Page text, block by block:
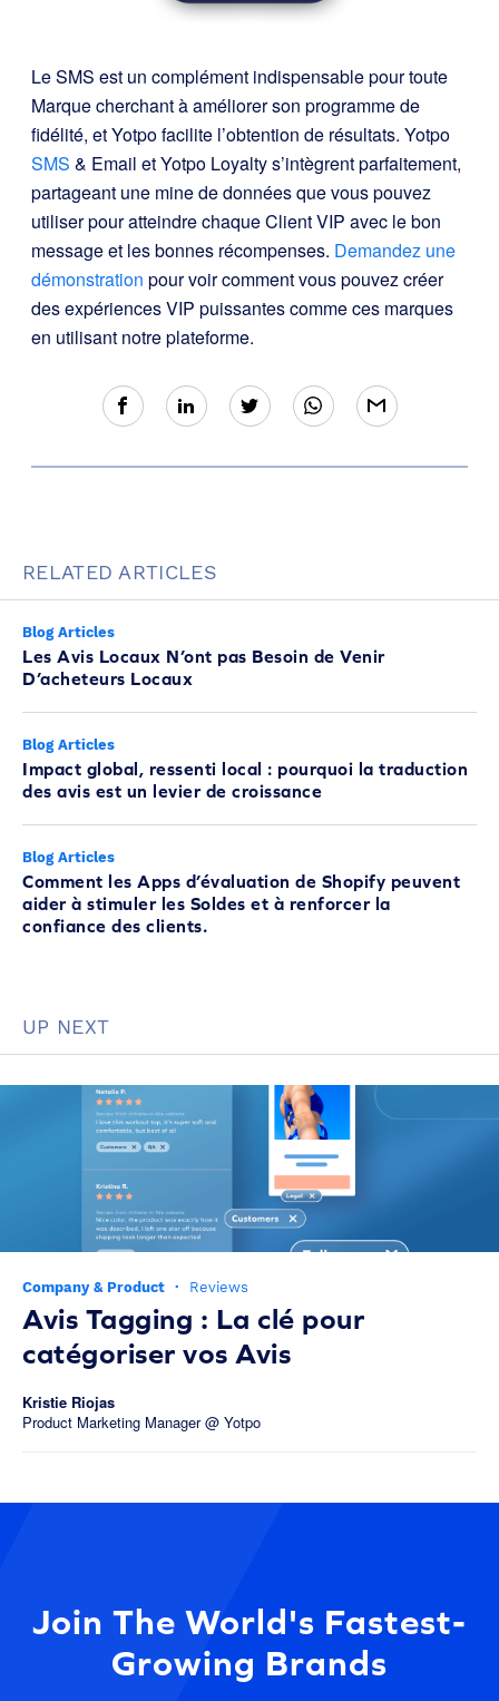
Le SMS est un complément indispensable pour toute
Marque cherchant à améliorer son programme de
fidélité, et Yotpo facilite l’obtention de résultats. Yotpo
SMS & Email et Yotpo Loyalty s’intègrent parfaitement,
partageant une mine de données que vous pouvez
utiliser pour atteindre chaque Client VIP avec le bon
message et les bonnes récompenses. Demandez une
démonstration pour voir comment vous pouvez créer
des expériences VIP puissantes comme ces marques
en utilisant notre plateforme.
RELATED ARTICLES
Blog Articles
Les Avis Locaux N’ont pas Besoin de Venir
D’acheteurs Locaux
Blog Articles
Impact global, ressenti local : pourquoi la traduction
des avis est un levier de croissance
Blog Articles
Comment les Apps d’évaluation de Shopify peuvent
aider à stimuler les Soldes et à renforcer la
confiance des clients.
UP NEXT
Company & Product · Reviews
Avis Tagging : La clé pour
catégoriser vos Avis
Kristie Riojas
Product Marketing Manager @ Yotpo
Join The World's Fastest-
Growing Brands